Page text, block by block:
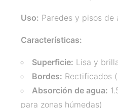
Uso: Paredes y pisos
Características:
Superficie: Lisa y
Bordes: Rectificados
Absorción de agua:
para zonas húmedas)